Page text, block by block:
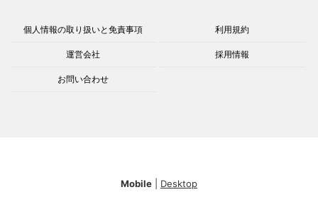
個人情報の取り扱いと免責事項 利用規約
運営会社 採用情報
お問い合わせ
Mobile Desktop